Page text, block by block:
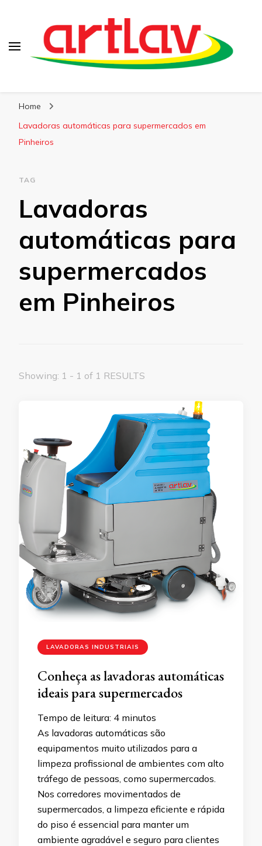
Home
Lavadoras automáticas para supermercados em
Pinheiros
TAG
Lavadoras
automáticas para
supermercados
em Pinheiros
Showing: 1 - 1 of 1 RESULTS
LAVADORAS INDUSTRIAIS
Conheça as lavadoras automáticas
ideais para supermercados
Tempo de leitura: 4 minutos
As lavadoras automáticas são
equipamentos muito utilizados para a
limpeza profissional de ambientes com alto
tráfego de pessoas, como supermercados.
Nos corredores movimentados de
supermercados, a limpeza eficiente e rápida
do piso é essencial para manter um
ambiente agradável e seguro para clientes